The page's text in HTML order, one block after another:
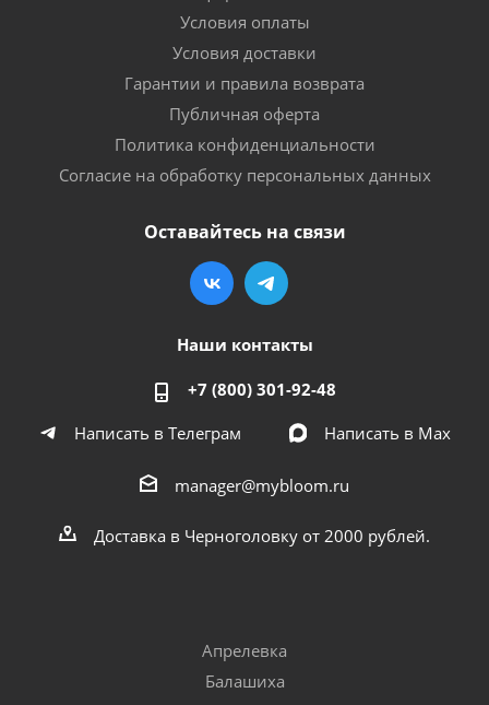
Условия оплаты
Условия доставки
Гарантии и правила возврата
Публичная оферта
Политика конфиденциальности
Согласие на обработку персональных данных
Оставайтесь на связи
Наши контакты
+7 (800) 301-92-48
Написать в Телеграм
Написать в Мах
manager@mybloom.ru
Доставка в Черноголовку от 2000 рублей.
Апрелевка
Балашиха